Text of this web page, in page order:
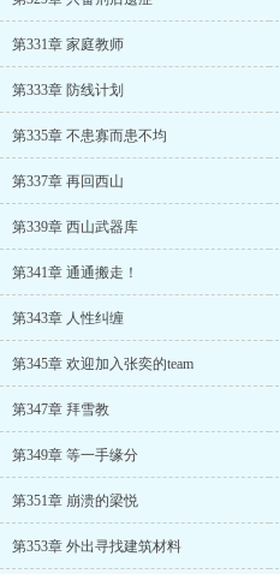
第331章 家庭教师
第333章 防线计划
第335章 不患寡而患不均
第337章 再回西山
第339章 西山武器库
第341章 通通搬走！
第343章 人性纠缠
第345章 欢迎加入张奕的team
第347章 拜雪教
第349章 等一手缘分
第351章 崩溃的梁悦
第353章 外出寻找建筑材料